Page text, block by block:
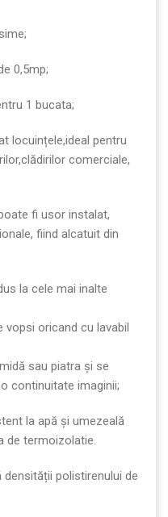
0,5mp;
1 bucata;
locuințele,ideal pentru
comerciale,
fi usor instalat,
fiind alcatuit din
la cele mai inalte
vopsi oricand cu lavabil
sau piatra și se
continuitate imaginii;
la apă şi umezeală
de termoizolatie.
polistirenului de